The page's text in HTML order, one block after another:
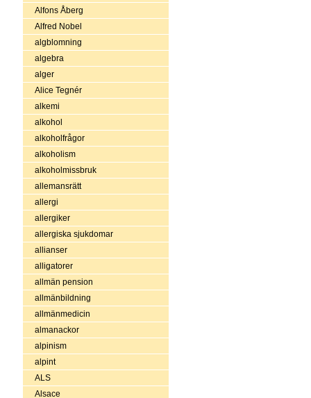
Alfons Åberg
Alfred Nobel
algblomning
algebra
alger
Alice Tegnér
alkemi
alkohol
alkoholfrågor
alkoholism
alkoholmissbruk
allemansrätt
allergi
allergiker
allergiska sjukdomar
allianser
alligatorer
allmän pension
allmänbildning
allmänmedicin
almanackor
alpinism
alpint
ALS
Alsace